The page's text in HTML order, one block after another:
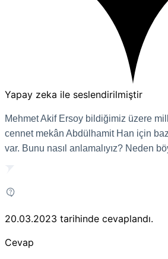
Yapay zeka ile seslendirilmiştir
Mehmet Akif Ersoy bildiğimiz üzere
cennet mekân Abdülhamit Han için
var. Bunu nasıl anlamalıyız? Neden
20.03.2023 tarihinde cevaplandı.
Cevap